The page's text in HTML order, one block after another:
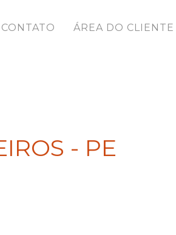
CONTATO ÁREA DO CLIENTE
- PE